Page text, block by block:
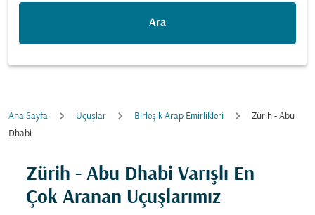
Ara
Ana Sayfa Uçuşlar Birleşik Arap Emirlikleri
Zürih - Abu
Dhabi
Zürih - Abu Dhabi Varışlı En
Çok Aranan Uçuşlarımız
Fırsatları bulmak için rotanızı güncellemeyi deneyin